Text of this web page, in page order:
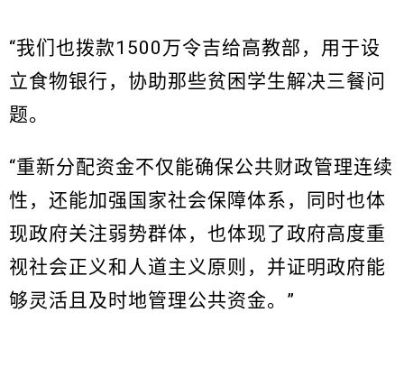
“我们也拨款1500万令吉给高教部，用于设
立食物银行，协助那些贫困学生解决三餐问
题。
“重新分配资金不仅能确保公共财政管理连续
性，还能加强国家社会保障体系，同时也体
现政府关注弱势群体，也体现了政府高度重
视社会正义和人道主义原则，并证明政府能
够灵活且及时地管理公共资金。”